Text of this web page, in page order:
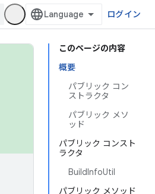
ログイン
このページの内容
概要
パブリック コン
ストラクタ
パブリック メソ
ッド
パブリック コンスト
ラクタ
BuildInfoUtil
パブリック メソッド